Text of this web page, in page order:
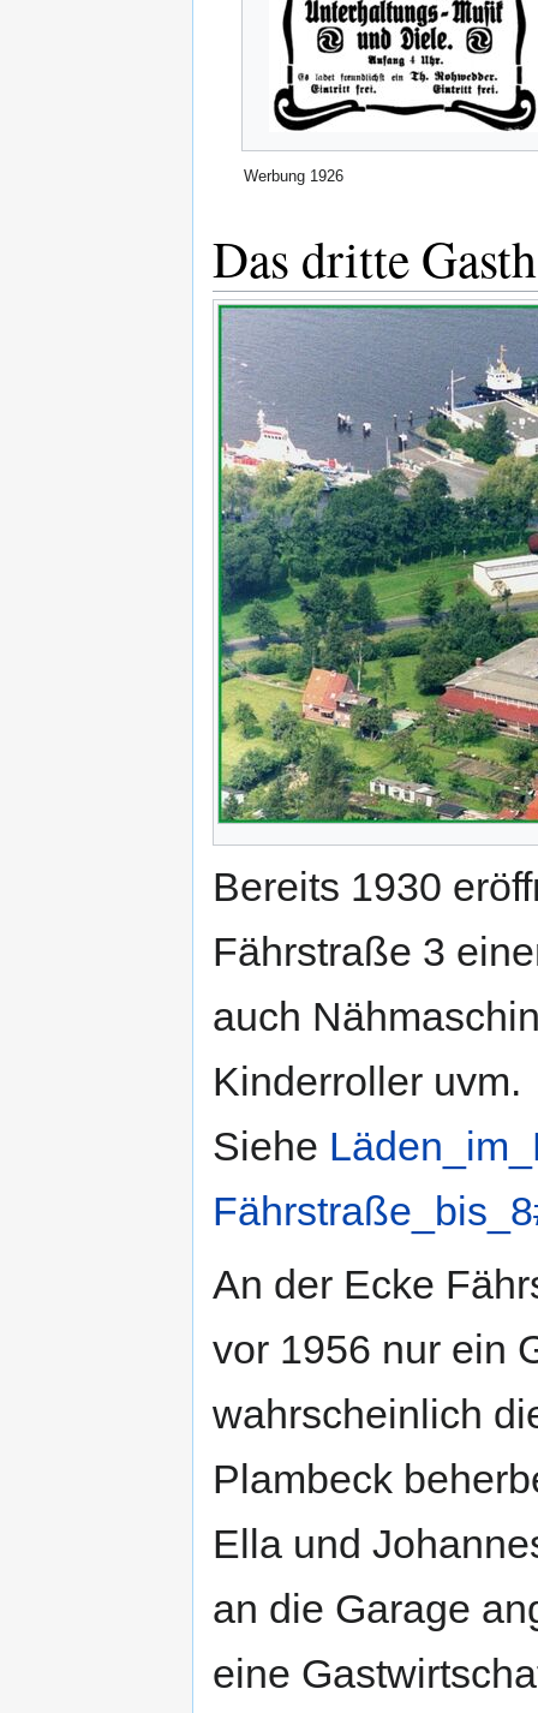
Werbung 1926
Das dritte
Bereits 1930
Fährstraße 3
auch
Kinderroller uvm.
Siehe
An der Ecke
vor 1956 nur ein
wahrscheinlich
Plambeck
Ella und
an die Garage
eine